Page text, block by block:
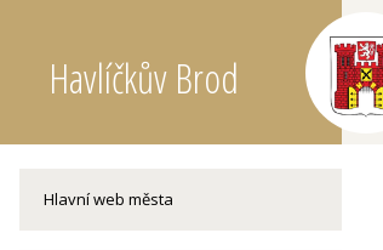
Havlíčkův Brod
Hlavní web města